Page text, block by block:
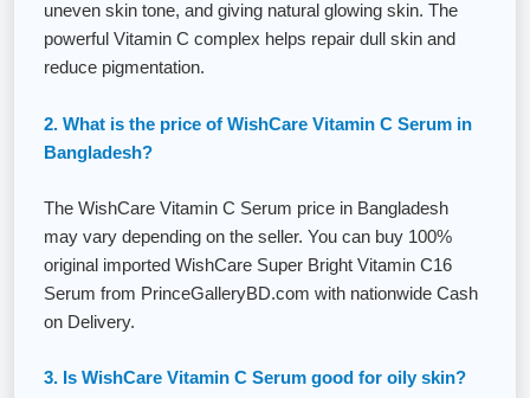
uneven skin tone, and giving natural glowing skin. The
powerful Vitamin C complex helps repair dull skin and
reduce pigmentation.
2. What is the price of WishCare Vitamin C Serum in
Bangladesh?
The WishCare Vitamin C Serum price in Bangladesh
may vary depending on the seller. You can buy 100%
original imported WishCare Super Bright Vitamin C16
Serum from PrinceGalleryBD.com with nationwide Cash
on Delivery.
3. Is WishCare Vitamin C Serum good for oily skin?